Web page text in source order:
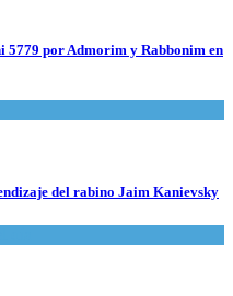
5779 por Admorim y Rabbonim en
del rabino Jaim Kanievsky